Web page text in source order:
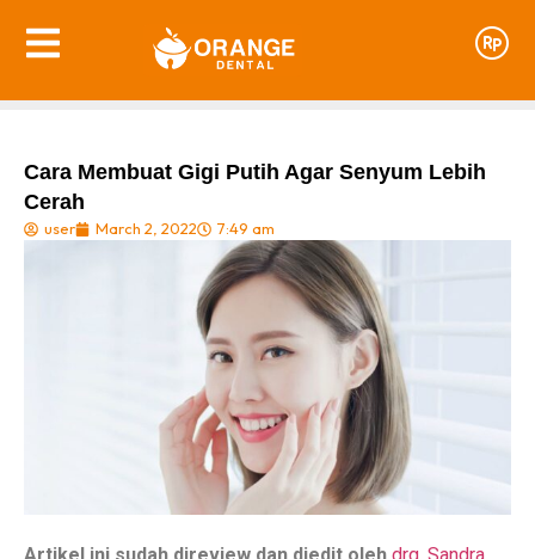
Cara Membuat Gigi Putih Agar Senyum Lebih
Cerah
user March 2, 2022 7:49 am
Artikel ini sudah direview dan diedit oleh drg. Sandra